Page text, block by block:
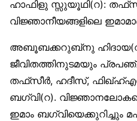
ഹാഫിളു സ്സുയൂഥി(റ):
വിജ്ഞാനീയങ്ങളിലെ
അബൂബക്കറുബ്‌നു
ജീവിതത്തിനുടമയും
തഫ്‌സീര്‍, ഹദീസ്,
ബഗ്‌വി(റ).
ഇമാം ബഗ്‌വിയെക്കുറിച്ചും